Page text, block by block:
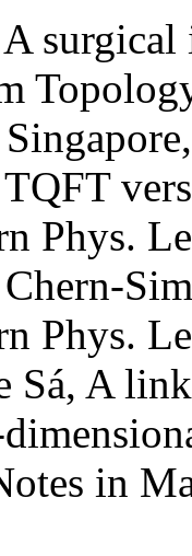
Phys.
Phys.
Sá, A
in